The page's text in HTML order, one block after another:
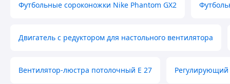
Футбольные сороконожки Nike Phantom GX2
Двигатель с редуктором для настольного вентилятора
Вентилятор-люстра потолочный E 27 Регулирующий